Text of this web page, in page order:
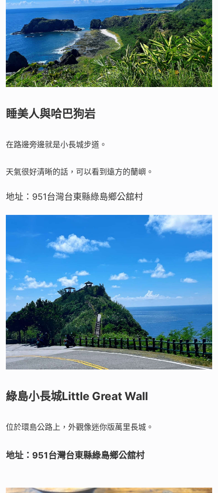
睡美人與哈巴狗岩
在路邊旁邊就是小長城步道。
天氣很好清晰的話，可以看到遠方的蘭嶼。
地址：951台灣台東縣綠島鄉公舘村
綠島小長城Little Great Wall
位於環島公路上，外觀像迷你版萬里長城。
地址：951台灣台東縣綠島鄉公舘村